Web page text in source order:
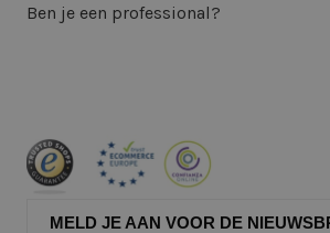
Ben je een professional?
MELD JE AAN VOOR DE